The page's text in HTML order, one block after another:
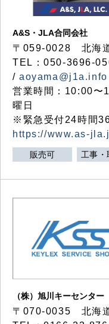
A&S・JLA合同会社
〒 059-0028 北海
TEL：050-3696-
/aoyama@j1a.info
営業時間：10:00〜
曜日
※緊急受付24時間
https://www.as-
販売可 工事・
（株）旭川キーセンター
〒070-0035 北海